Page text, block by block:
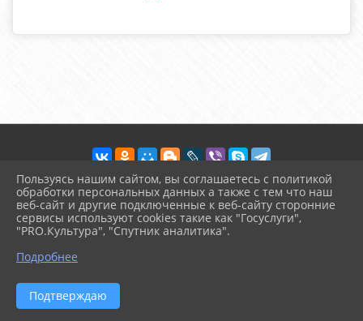
2026 г. arinika.ru
Вход
Карта сайта
Политика обработки персональных данных
Сделано на KubCMS
Разработка и поддержка
Пользуясь нашим сайтом, вы соглашаетесь с политикой
обработки персональных данных а также с тем что наш
веб-сайт и другие подключенные к веб-сайту сторонние
сервисы используют cookies такие как "Госуслуги",
"PRO.Культура", "Спутник аналитика".
Подробнее
Подтверждаю